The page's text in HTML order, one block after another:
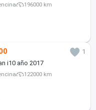
196000 km
1
i10 año 2017
122000 km